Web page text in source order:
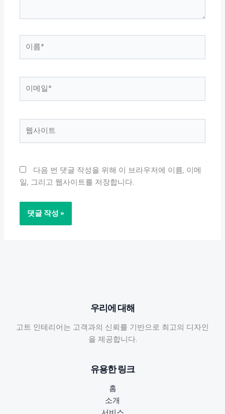
*
다음 번 댓글 작성을 위해 이 브라우저에 이름, 이메
일, 그리고 웹사이트를 저장합니다.
우리에 대해
고트 인테리어는 고객과의 신뢰를 기반으로 최고의 디자인
을 제공합니다.
유용한 링크
홈
소개